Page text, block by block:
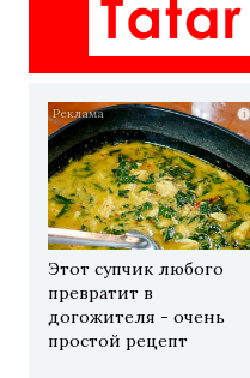
i
Этот супчик любого
превратит в
догожителя - очень
простой рецепт